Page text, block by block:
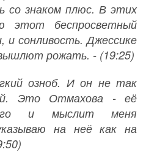
со знаком плюс. В этих
этот беспросветный
сонливость. Джессике
рожать. - (19:25)
озноб. И он не так
Это Отмахова - её
и мыслит меня
на неё как на